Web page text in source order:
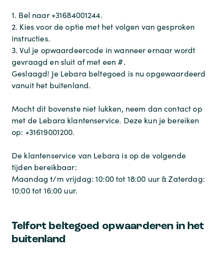
1. Bel naar +31684001244.
2. Kies voor de optie met het volgen van gesproken
instructies.
3. Vul je opwaardeercode in wanneer ernaar wordt
gevraagd en sluit af met een #.
Geslaagd! Je Lebara beltegoed is nu opgewaardeerd
vanuit het buitenland.
Mocht dit bovenste niet lukken, neem dan contact op
met de Lebara klantenservice. Deze kun je bereiken
op: +31619001200.
De klantenservice van Lebara is op de volgende
tijden bereikbaar:
Maandag t/m vrijdag: 10:00 tot 18:00 uur & Zaterdag:
10:00 tot 16:00 uur.
Telfort beltegoed opwaarderen in het
buitenland